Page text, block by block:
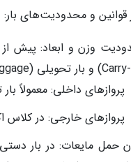
قوانین و محدودیت‌های بار:
وزن و ابعاد: پیش از
پروازهای داخلی: معمولاً بار تحویلی مجاز بین 20 تا 25
پروازهای خارجی: در کلاس اکونومی